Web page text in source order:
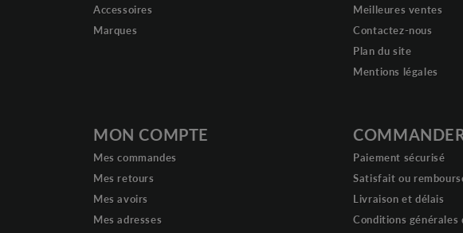
Accessoires
Marques
Meilleures ventes
Contactez-nous
Plan du site
Mentions légales
MON COMPTE
Mes commandes
Mes retours
Mes avoirs
Mes adresses
Paiement sécurisé
Satisfait ou
Livraison et délais
Conditions générales